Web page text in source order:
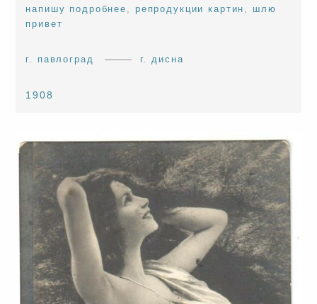
напишу подробнее
репродукции картин
шлю
привет
г. павлоград г. дисна
1908